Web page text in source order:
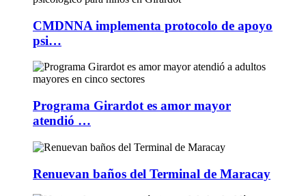
CMDNNA implementa protocolo de apoyo
psi…
Programa Girardot es amor mayor
atendió …
Renuevan baños del Terminal de Maracay